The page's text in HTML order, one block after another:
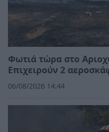
Φωτιά τώρα στο
Επιχειρούν 2
06/08/2026 14:44